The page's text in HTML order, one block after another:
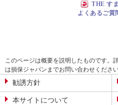
THE す
よくあるご質
このページは概要を説明したものです。
は損保ジャパンまでお問い合わせください
勧誘方針
本サイトについて